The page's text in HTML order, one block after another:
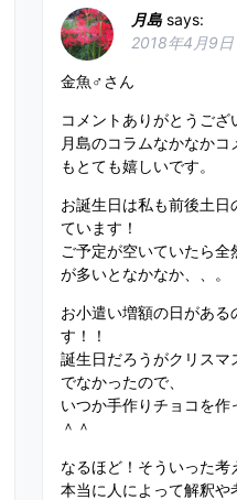
月島 says:
2018年4月9日
金魚♂さん
コメントありがとうござ
月島のコラムなかなか
もとても嬉しいです。
お誕生日は私も前後土日
ています！
ご予定が空いていたら全
が多いとなかなか、、。
お小遣い増額の日があ
す！！
誕生日だろうがクリスマ
でなかったので、
いつか手作りチョコを作
＾＾
なるほど！そういった考
本当に人によって解釈